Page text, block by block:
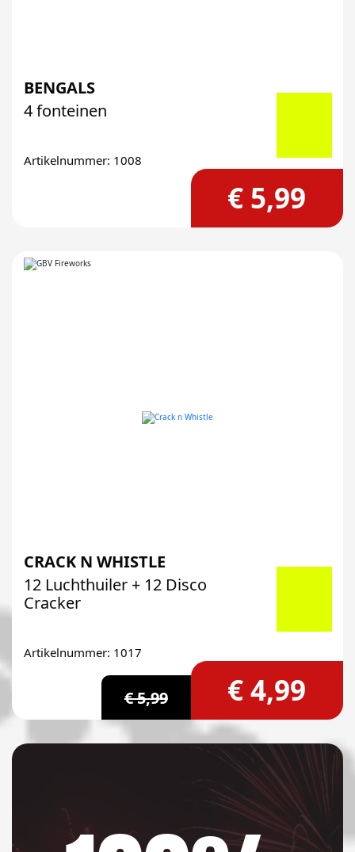
BENGALS
4 fonteinen
Artikelnummer: 1008
€ 5,99
CRACK N WHISTLE
12 Luchthuiler + 12 Disco
Cracker
Artikelnummer: 1017
€ 5,99 € 4,99